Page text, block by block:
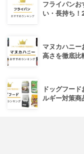
フライパン
い・長持ち！
マヌカハニ
高さを徹底比
ドッグフー
ルギー対策商